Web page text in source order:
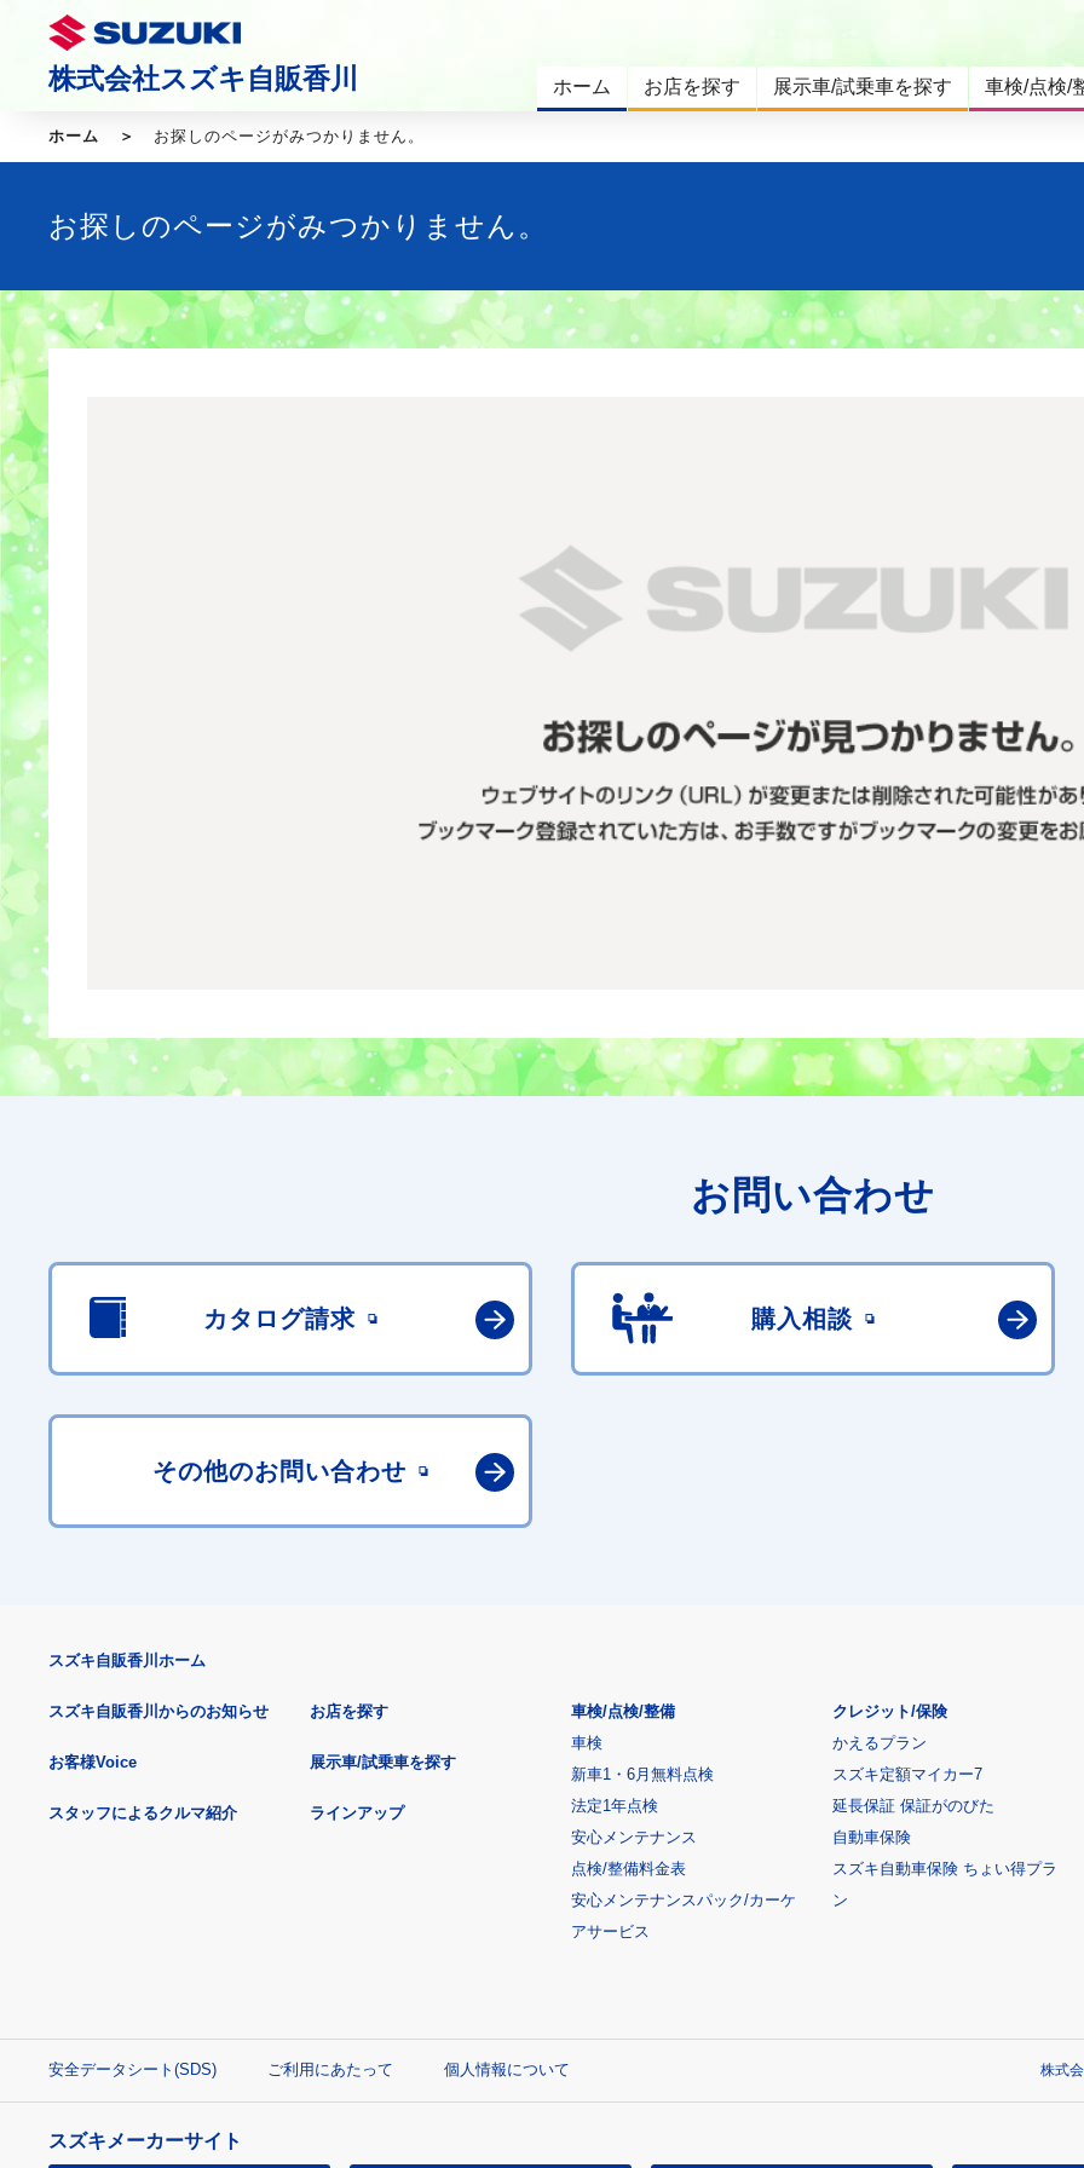
株式会社スズキ自販香川 ホーム お店を探す 展示車/試乗車を探す 車検/点検/
ホーム お探しのページがみつかりません。
お探しのページがみつかりません。
お問い合わせ
カタログ請求 購入相談
その他のお問い合わせ
スズキ自販香川ホーム
スズキ自販香川からのお知らせ
お客様Voice
スタッフによるクルマ紹介
お店を探す
展示車/試乗車を探す
ラインアップ
車検/点検/整備
車検
新車1・6月無料点検
法定1年点検
安心メンテナンス
点検/整備料金表
安心メンテナンスパック/カーケ
アサービス
クレジット/保険
かえるプラン
スズキ定額マイカー7
延長保証 保証がのびた
自動車保険
スズキ自動車保険 ちょい得プラ
ン
安全データシート(SDS) ご利用にあたって 個人情報について 株式
スズキメーカーサイト